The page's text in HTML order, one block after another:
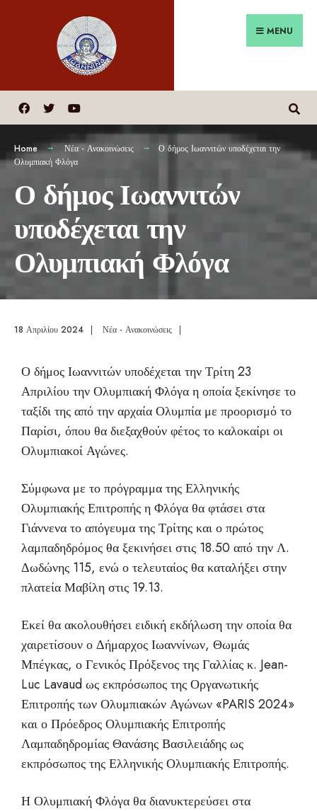
MENU
Home Νέα - Ανακοινώσεις
Ο δήμος Ιωαννιτών υποδέχεται την
Ολυμπιακή Φλόγα
Ο δήμος Ιωαννιτών
υποδέχεται την
Ολυμπιακή Φλόγα
18 Απριλίου 2024 | Νέα - Ανακοινώσεις |
Ο δήμος Ιωαννιτών υποδέχεται την Τρίτη 23
Απριλίου την Ολυμπιακή Φλόγα η οποία ξεκίνησε το
ταξίδι της από την αρχαία Ολυμπία με προορισμό το
Παρίσι, όπου θα διεξαχθούν φέτος το καλοκαίρι οι
Ολυμπιακοί Αγώνες.
Σύμφωνα με το πρόγραμμα της Ελληνικής
Ολυμπιακής Επιτροπής η Φλόγα θα φτάσει στα
Γιάννενα το απόγευμα της Τρίτης και ο πρώτος
λαμπαδηδρόμος θα ξεκινήσει στις 18.50 από την Λ.
Δωδώνης 115, ενώ ο τελευταίος θα καταλήξει στην
πλατεία Μαβίλη στις 19.13.
Εκεί θα ακολουθήσει ειδική εκδήλωση την οποία θα
χαιρετίσουν ο Δήμαρχος Ιωαννίνων, Θωμάς
Μπέγκας, ο Γενικός Πρόξενος της Γαλλίας κ. Jean-
Luc Lavaud ως εκπρόσωπος της Οργανωτικής
Επιτροπής των Ολυμπιακών Αγώνων «PARIS 2024»
και ο Πρόεδρος Ολυμπιακής Επιτροπής
Λαμπαδηδρομίας Θανάσης Βασιλειάδης ως
εκπρόσωπος της Ελληνικής Ολυμπιακής Επιτροπής.
Η Ολυμπιακή Φλόγα θα διανυκτερεύσει στα